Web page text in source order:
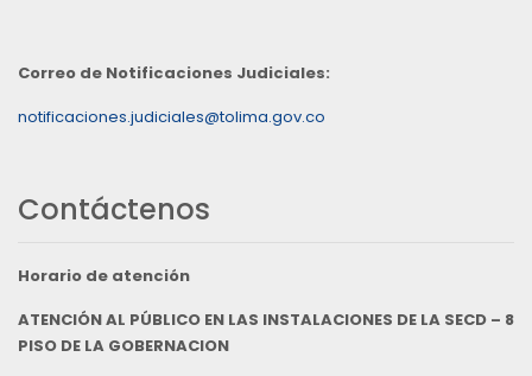
Correo de Notificaciones Judiciales:
notificaciones.judiciales@tolima.gov.co
Contáctenos
Horario de atención
ATENCIÓN AL PÚBLICO EN LAS INSTALACIONES DE LA SECD – 8
PISO DE LA GOBERNACION